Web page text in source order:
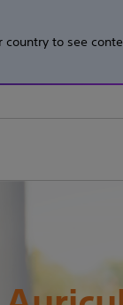
country to see